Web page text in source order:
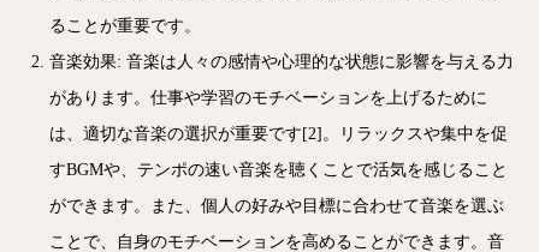
ることが重要です。
音楽効果: 音楽は人々の感情や心理的な状態に影響を与える力
があります。仕事や学習のモチベーションを上げるために
は、適切な音楽の選択が重要です[2]。リラックスや集中を促
すBGMや、テンポの速い音楽を聴くことで活気を感じること
ができます。また、個人の好みや目標に合わせて音楽を選ぶ
ことで、自身のモチベーションを高めることができます。音